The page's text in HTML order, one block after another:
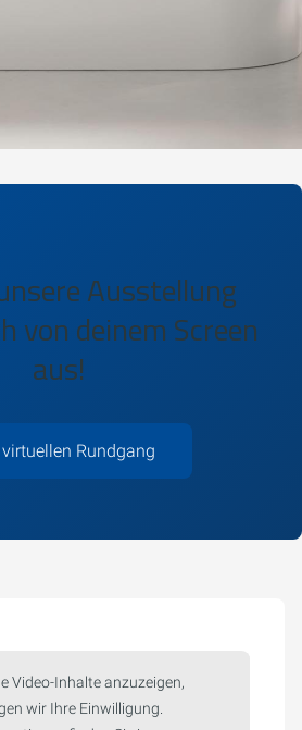
Ausstellung
von deinem Screen
aus!
Rundgang
Video-Inhalte anzuzeigen,
wir Ihre Einwilligung.